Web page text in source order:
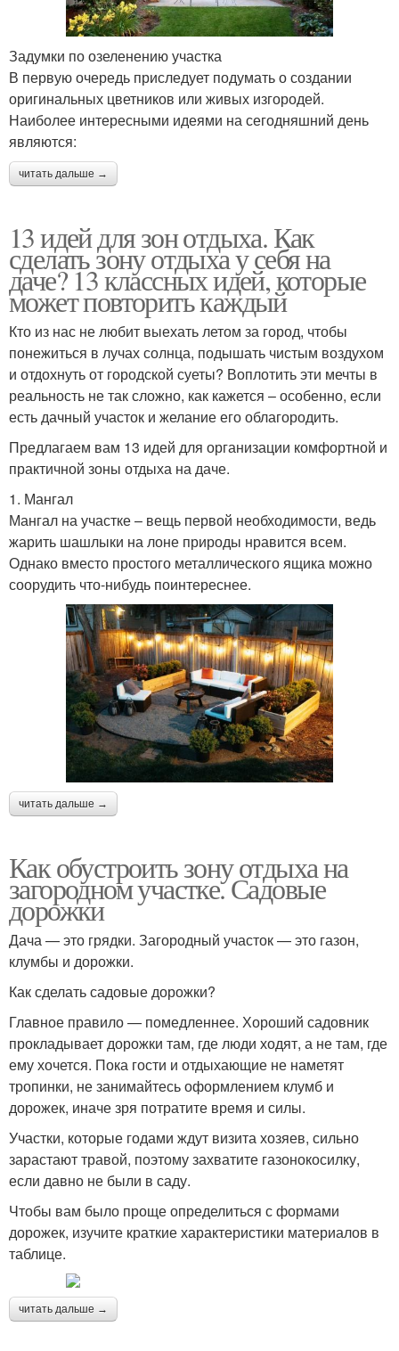
Задумки по озеленению участка
В первую очередь приследует подумать о создании
оригинальных цветников или живых изгородей.
Наиболее интересными идеями на сегодняшний день
являются:
читать дальше →
13 идей для зон отдыха. Как
сделать зону отдыха у себя на
даче? 13 классных идей, которые
может повторить каждый
Кто из нас не любит выехать летом за город, чтобы
понежиться в лучах солнца, подышать чистым воздухом
и отдохнуть от городской суеты? Воплотить эти мечты в
реальность не так сложно, как кажется – особенно, если
есть дачный участок и желание его облагородить.
Предлагаем вам 13 идей для организации комфортной и
практичной зоны отдыха на даче.
1. Мангал
Мангал на участке – вещь первой необходимости, ведь
жарить шашлыки на лоне природы нравится всем.
Однако вместо простого металлического ящика можно
соорудить что-нибудь поинтереснее.
читать дальше →
Как обустроить зону отдыха на
загородном участке. Садовые
дорожки
Дача — это грядки. Загородный участок — это газон,
клумбы и дорожки.
Как сделать садовые дорожки?
Главное правило — помедленнее. Хороший садовник
прокладывает дорожки там, где люди ходят, а не там, где
ему хочется. Пока гости и отдыхающие не наметят
тропинки, не занимайтесь оформлением клумб и
дорожек, иначе зря потратите время и силы.
Участки, которые годами ждут визита хозяев, сильно
зарастают травой, поэтому захватите газонокосилку,
если давно не были в саду.
Чтобы вам было проще определиться с формами
дорожек, изучите краткие характеристики материалов в
таблице.
читать дальше →